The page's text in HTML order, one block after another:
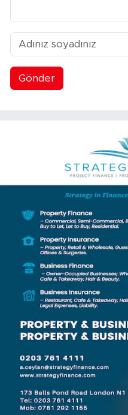
Gönder